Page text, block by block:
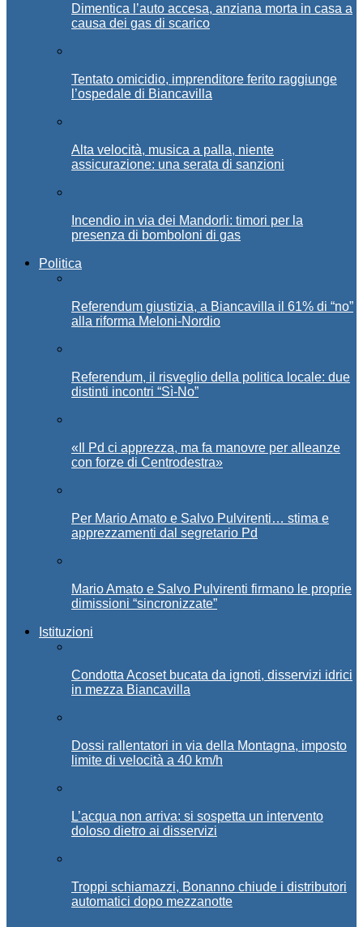
Dimentica l’auto accesa, anziana morta in casa a
causa dei gas di scarico
Tentato omicidio, imprenditore ferito raggiunge
l’ospedale di Biancavilla
Alta velocità, musica a palla, niente
assicurazione: una serata di sanzioni
Incendio in via dei Mandorli: timori per la
presenza di bomboloni di gas
Politica
Referendum giustizia, a Biancavilla il 61% di “no”
alla riforma Meloni-Nordio
Referendum, il risveglio della politica locale: due
distinti incontri “Sì-No”
«Il Pd ci apprezza, ma fa manovre per alleanze
con forze di Centrodestra»
Per Mario Amato e Salvo Pulvirenti… stima e
apprezzamenti dal segretario Pd
Mario Amato e Salvo Pulvirenti firmano le proprie
dimissioni “sincronizzate”
Istituzioni
Condotta Acoset bucata da ignoti, disservizi idrici
in mezza Biancavilla
Dossi rallentatori in via della Montagna, imposto
limite di velocità a 40 km/h
L’acqua non arriva: si sospetta un intervento
doloso dietro ai disservizi
Troppi schiamazzi, Bonanno chiude i distributori
automatici dopo mezzanotte